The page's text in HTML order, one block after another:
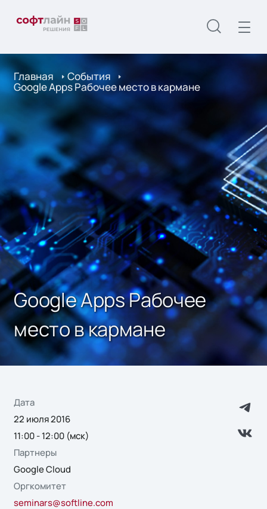
Главная События
Google Apps Рабочее место в кармане
Google Apps Рабочее
место в кармане
Дата
22 июля 2016
11:00 - 12:00 (мск)
Партнеры
Google Cloud
Оргкомитет
seminars@softline.com